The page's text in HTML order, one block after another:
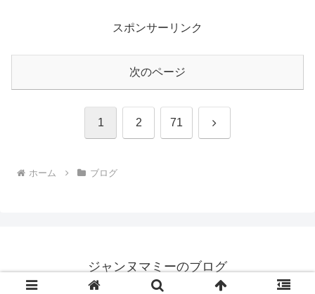
スポンサーリンク
次のページ
1 2 71 次
ホーム ブログ
ジャンヌマミーのブログ
© 2020 ジャンヌマミーのブログ.